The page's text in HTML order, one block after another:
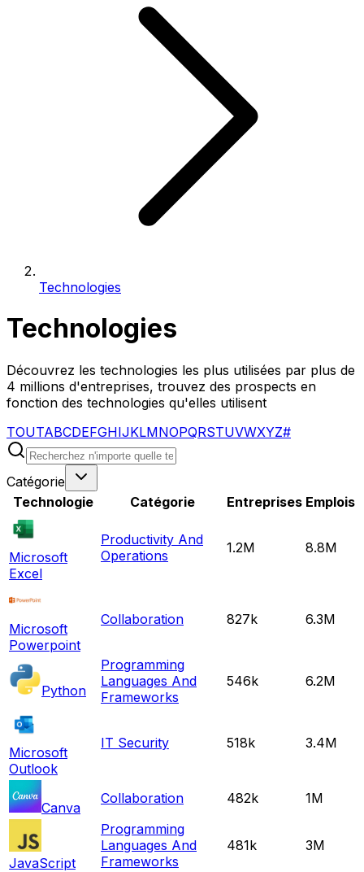
Technologies
Technologies
Découvrez les technologies les plus utilisées par plus de
4 millions d'entreprises, trouvez des prospects en
fonction des technologies qu'elles utilisent
TOUTABCDEFGHIJKLMNOPQRSTUVWXYZ#
Catégorie
Technologie
Catégorie Entreprises Emplois
Microsoft
Excel
Productivity And
Operations
1.2M 8.8M
Microsoft
Powerpoint
Collaboration 827k 6.3M
Python
Programming
Languages And
Frameworks
546k 6.2M
Microsoft
Outlook
IT Security 518k 3.4M
Canva
Collaboration 482k 1M
JavaScript
Programming
Languages And
Frameworks
481k 3M